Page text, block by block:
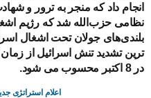
انجام داد که منجر به ترور و
نظامی حزب‌الله شد که رژیم
بلندی‌های جولان تحت اشغال
ترین تشدید تنش اسرائیل از
در 8 اکتبر محسوب می شود.
اعلام استراتژی